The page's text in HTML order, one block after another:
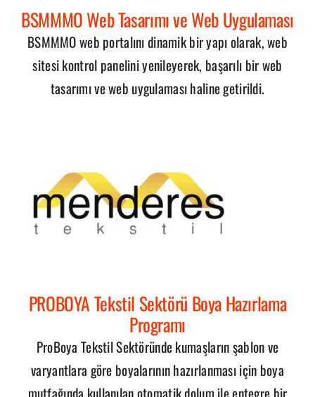
BSMMMO Web Tasarımı ve Web Uygulaması
BSMMMO web portalını dinamik bir yapı olarak, web
sitesi kontrol panelini yenileyerek, başarılı bir web
tasarımı ve web uygulaması haline getirildi.
PROBOYA Tekstil Sektörü Boya Hazırlama
Programı
ProBoya Tekstil Sektöründe kumaşların şablon ve
varyantlara göre boyalarının hazırlanması için boya